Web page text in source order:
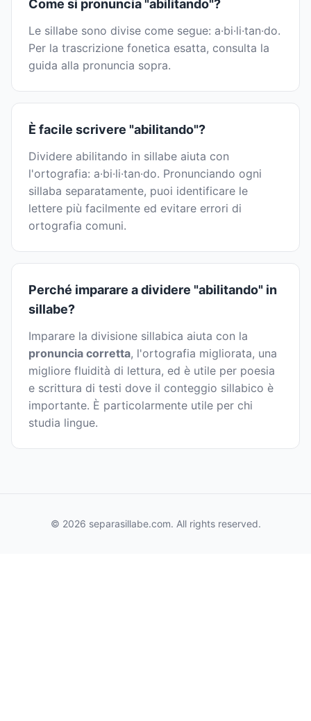
Come si pronuncia "abilitando"?
Le sillabe sono divise come segue: a·bi·li·tan·do.
Per la trascrizione fonetica esatta, consulta la
guida alla pronuncia sopra.
È facile scrivere "abilitando"?
Dividere abilitando in sillabe aiuta con
l'ortografia: a·bi·li·tan·do. Pronunciando ogni
sillaba separatamente, puoi identificare le
lettere più facilmente ed evitare errori di
ortografia comuni.
Perché imparare a dividere "abilitando" in
sillabe?
Imparare la divisione sillabica aiuta con la
pronuncia corretta, l'ortografia migliorata, una
migliore fluidità di lettura, ed è utile per poesia
e scrittura di testi dove il conteggio sillabico è
importante. È particolarmente utile per chi
studia lingue.
© 2026 separasillabe.com. All rights reserved.